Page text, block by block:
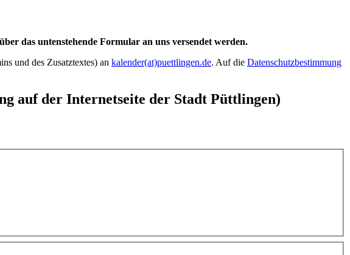
das untenstehende Formular an uns versendet werden.
und des Zusatztextes) an kalender(at)puettlingen.de. Auf die Datenschutzbestimmung
auf der Internetseite der Stadt Püttlingen)